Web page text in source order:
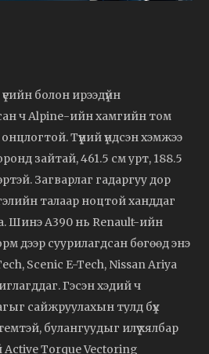
болон ирээдүйн
ч Alpine-ийн хамгийн том
Түүний үндсэн хэмжээ
зайтай, 461.5 см урт, 188.5
Загварлаг гадаргуу дор
талаар ноцтой ханддаг
Шинэ A390 нь Renault-ийн
дээр суурилагдсан бөгөөд энэ
Scenic E-Tech, Nissan Ariya
Гэсэн хэдий ч
сайжруулахын тулд бүх
булангуудыг илүү хялбар
Torque Vectoring